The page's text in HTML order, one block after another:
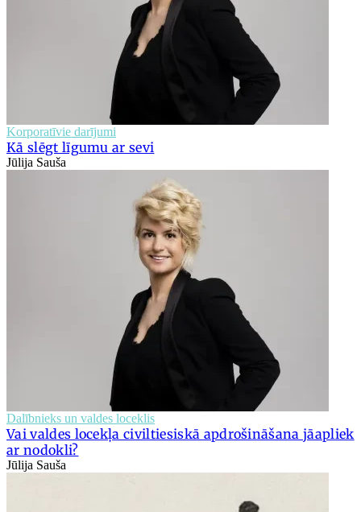
Korporatīvie darījumi
Kā slēgt līgumu ar sevi
Jūlija Sauša
Dalībnieks un valdes loceklis
Vai valdes locekļa civiltiesiskā apdrošināšana jāapliek
ar nodokli?
Jūlija Sauša